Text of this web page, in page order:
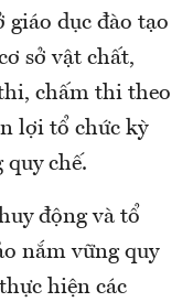
giáo dục đào tạo
sở vật chất,
chấm thi theo
lợi tổ chức kỳ
chế.
động và tổ
nắm vững quy
hiện các